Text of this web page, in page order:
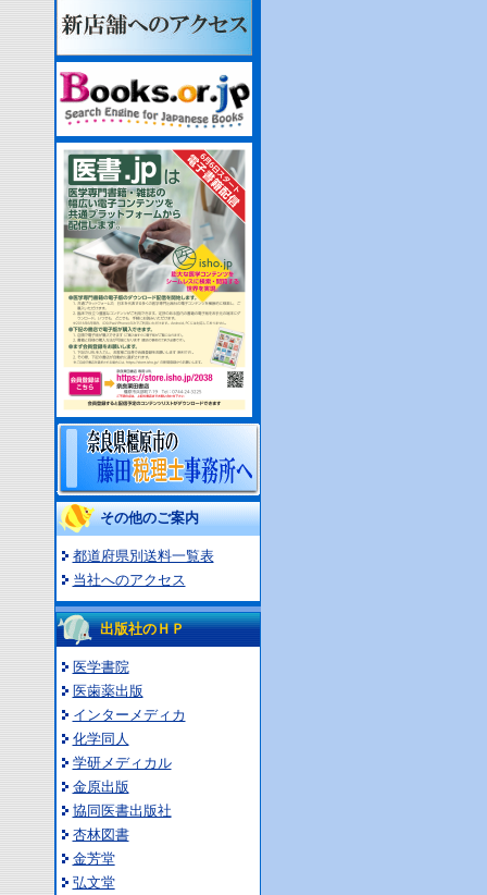
その他のご案内
都道府県別送料一覧表
当社へのアクセス
出版社のＨＰ
医学書院
医歯薬出版
インターメディカ
化学同人
学研メディカル
金原出版
協同医書出版社
杏林図書
金芳堂
弘文堂